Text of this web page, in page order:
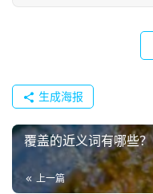
生成海报
覆盖的近义词有哪些？
上一篇